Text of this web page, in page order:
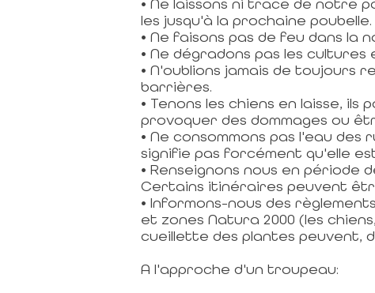
• Ne laissons ni trace de notre
les jusqu'à la prochaine poubelle.
• Ne faisons pas de feu dans la
• Ne dégradons pas les cultures
• N'oublions jamais de
barrières.
• Tenons les chiens en laisse,
provoquer des dommages ou
• Ne consommons pas l'eau
signifie pas forcément qu'elle
• Renseignons nous en période
Certains itinéraires peuvent
• Informons-nous des
et zones Natura 2000 (les
cueillette des plantes peuvent,
A l'approche d'un troupeau: